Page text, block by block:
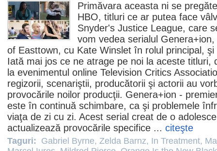
Primăvara aceasta ni se
HBO, titluri ce ar putea face
Snyder's Justice League, care
vom vedea serialul
of Easttown, cu Kate Winslet în rolul principal,
Iată mai jos ce ne atrage pe noi la aceste titluri,
la evenimentul online Television Critics
regizorii, scenariştii, producătorii şi actorii au
provocările noilor producţii. Genera+ion -
este în continuă schimbare, ca şi problemele
viaţa de zi cu zi. Acest serial creat de o
actualizează provocările specifice ... citeşte
Taguri: Gabriel Byrne, Zelda Barnz, In Treatment,